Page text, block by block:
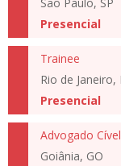
Presencial
Trainee
Rio de Janeiro,
Presencial
Advogado Cível
Goiânia, GO